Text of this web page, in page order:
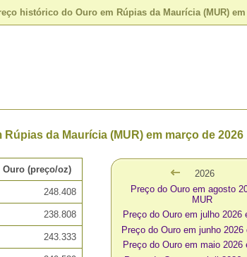
histórico do Ouro em Rúpias da Maurícia (MUR)
da Maurícia (MUR) em março de 2026
Ouro (preço/oz)
248.408
238.808
243.333
2026
Preço do Ouro em agosto
MUR
Preço do Ouro em julho 2026
Preço do Ouro em junho 2026
Preço do Ouro em maio 2026